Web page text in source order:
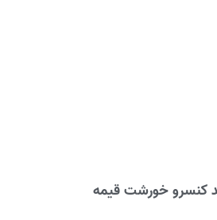
کنسرو خورشت قیمه